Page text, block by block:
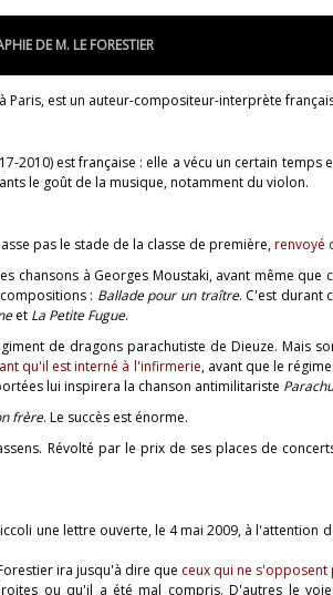
DE M. LE FORESTIER
Paris, est un auteur-compositeur-interprète
2010) est française : elle a vécu un certain
le goût de la musique, notamment du violon.
pas le stade de la classe de première,renvoyé
chansons à Georges Moustaki, avant même que
: Ballade pour un traître. C'est durant
et La Petite Fugue.
de dragons parachutiste de Dieuze. Mais
qu'il est interné à l'infirmerie, avant que le
lui inspirera la chanson antimilitariste
frère. Le succès est énorme.
Révolté par le prix de ses places de
une lettre ouverte, le 4 mai 2009, à l'attention
ira jusqu'à dire que ceux qui ne
ou qu'il a été mal compris. D'autres le